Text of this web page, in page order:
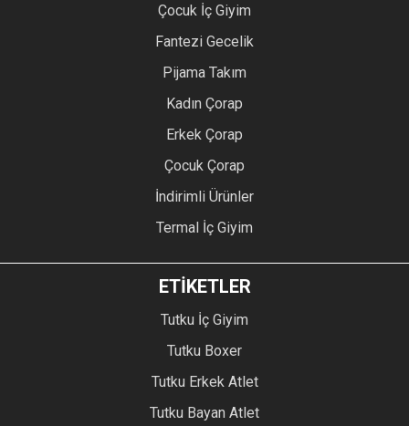
Çocuk İç Giyim
Fantezi Gecelik
Pijama Takım
Kadın Çorap
Erkek Çorap
Çocuk Çorap
İndirimli Ürünler
Termal İç Giyim
ETİKETLER
Tutku İç Giyim
Tutku Boxer
Tutku Erkek Atlet
Tutku Bayan Atlet